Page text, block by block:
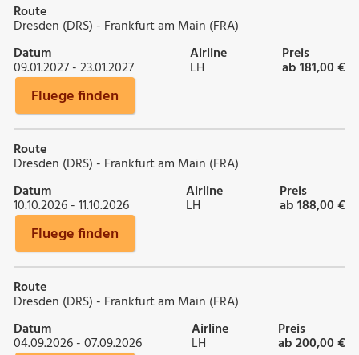
Route
Dresden (DRS) - Frankfurt am Main (FRA)
Datum
09.01.2027 - 23.01.2027
Airline
LH
Preis
ab 181,00 €
Fluege finden
Route
Dresden (DRS) - Frankfurt am Main (FRA)
Datum
10.10.2026 - 11.10.2026
Airline
LH
Preis
ab 188,00 €
Fluege finden
Route
Dresden (DRS) - Frankfurt am Main (FRA)
Datum
04.09.2026 - 07.09.2026
Airline
LH
Preis
ab 200,00 €